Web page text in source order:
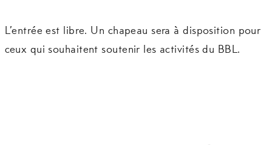
L’entrée est libre. Un chapeau sera à disposition pour
ceux qui souhaitent soutenir les activités du BBL.